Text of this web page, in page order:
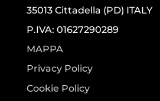
35013 Cittadella (PD) ITALY
P.IVA: 01627290289
MAPPA
Privacy Policy
Cookie Policy